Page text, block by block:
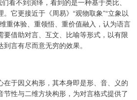
它更接近于《周易》“观物取象”“立象以
重体验、重领悟、重价值融入，认为语言
要借助对言、互文、比喻等形式，以有限
言有尽而意无穷的效果。
在于因义构形，其本身即是形、音、义的
节性与二维方块构形，为对言格式提供了